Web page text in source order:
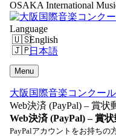
OSAKA International
Language
English
日本語
Menu
大阪国際音楽コンクール
Web決済 (PayPal) – 賞状
Web決済 (PayPal) – 賞
PayPalアカウントをお持ちの